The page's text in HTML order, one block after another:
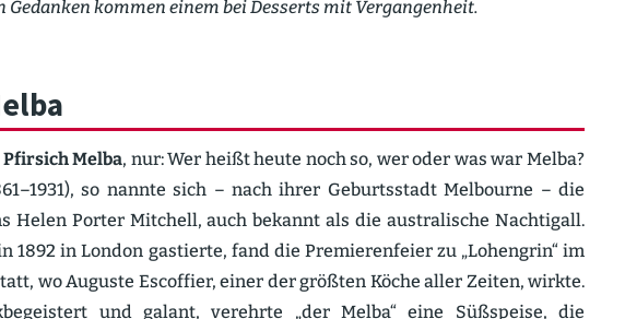
Gedanken kommen einem bei Desserts mit Vergan­genheit.
Pfirsich Melba, nur: Wer heißt heute noch so, wer oder was war Melba?
so nannte sich – nach ihrer Geburts­stadt Melbourne – die
Helen Porter Mitchell, auch bekannt als die austra­lische Nachtigall.
1892 in London gastierte, fand die Premie­ren­feier zu „Lohengrin“ im
wo Auguste Escoffier, einer der größten Köche aller Zeiten, wirkte.
und galant, verehrte „der Melba“ eine Süßspeise, die